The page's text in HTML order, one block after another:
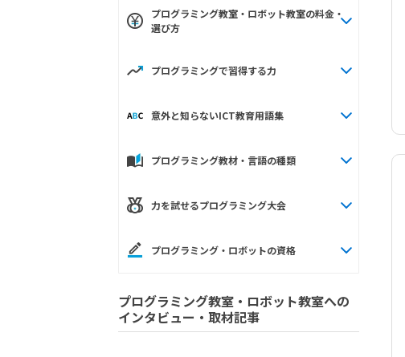
プログラミング教室・ロボット教室の料金・
選び方
プログラミングで習得する力
意外と知らないICT教育用語集
プログラミング教材・言語の種類
力を試せるプログラミング大会
プログラミング・ロボットの資格
プログラミング教室・ロボット教室への
インタビュー・取材記事